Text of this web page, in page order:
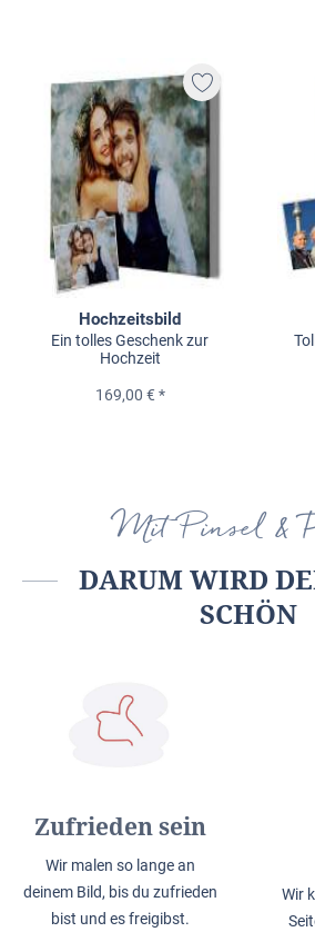
Hochzeitsbild
Ein tolles Geschenk zur
Hochzeit
169,00 € *
Mit Pinsel &
DARUM WIRD
SCHÖN
Zufrieden sein
Wir malen so lange an
deinem Bild, bis du zufrieden
bist und es freigibst.
Wir